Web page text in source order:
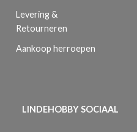
Levering &
Retourneren
Aankoop herroepen
LINDEHOBBY SOCIAAL